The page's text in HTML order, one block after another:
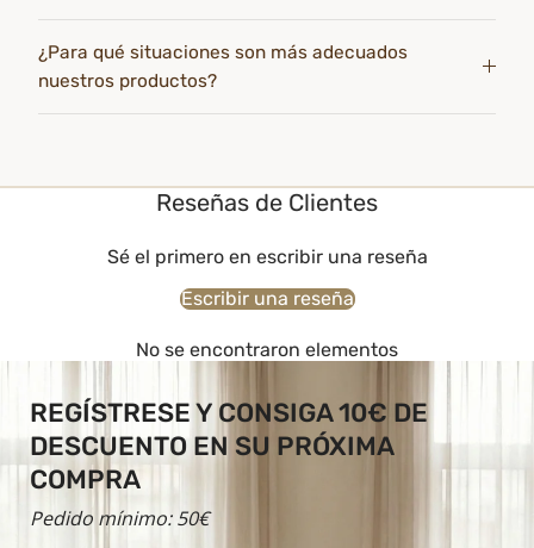
¿Para qué situaciones son más adecuados
nuestros productos?
Reseñas de Clientes
Sé el primero en escribir una reseña
Escribir una reseña
No se encontraron elementos
REGÍSTRESE Y CONSIGA 10€ DE
DESCUENTO EN SU PRÓXIMA
COMPRA
Pedido mínimo: 50€